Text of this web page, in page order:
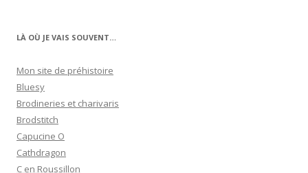
LÀ OÙ JE VAIS SOUVENT…
Mon site de préhistoire
Bluesy
Brodineries et charivaris
Brodstitch
Capucine O
Cathdragon
C en Roussillon